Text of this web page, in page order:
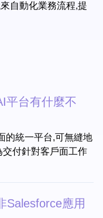
自動化業務流程,提
平台有什麼不
的統一平台,可無縫地
付針對客戶面工作
Salesforce應用